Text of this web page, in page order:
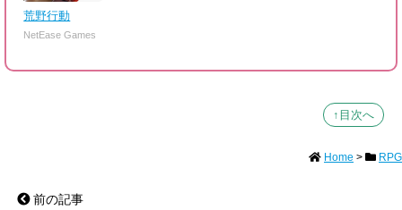
荒野行動
NetEase Games
↑目次へ
Home > RPG
前の記事